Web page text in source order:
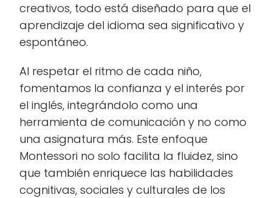
creativos, todo está diseñado para que el
aprendizaje del idioma sea significativo y
espontáneo.
Al respetar el ritmo de cada niño,
fomentamos la confianza y el interés por
el inglés, integrándolo como una
herramienta de comunicación y no como
una asignatura más. Este enfoque
Montessori no solo facilita la fluidez, sino
que también enriquece las habilidades
cognitivas, sociales y culturales de los